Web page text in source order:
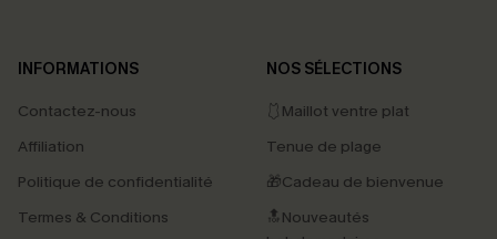
INFORMATIONS
Contactez-nous
Affiliation
Politique de confidentialité
Termes & Conditions
NOS SÉLECTIONS
🩱Maillot ventre plat
Tenue de plage
🎁Cadeau de bienvenue
🔝Nouveautés